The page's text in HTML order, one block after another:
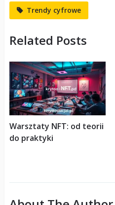
Trendy cyfrowe
Related Posts
Warsztaty NFT: od teorii
do praktyki